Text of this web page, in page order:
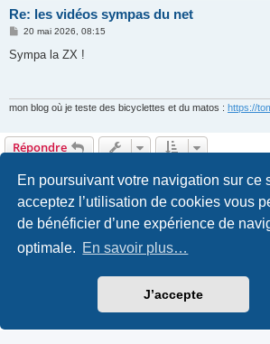
En poursuivant votre navigation sur ce
acceptez l’utilisation de cookies vous
de bénéficier d’une expérience de
optimale. En savoir plus…
J’accepte
Re: les vidéos sympas du net
M
s
s
20 mai 2026, 08:15
Sympa la ZX !
mon blog où je teste des bicyclettes et du matos : https://
Répondre
392 messages Page40sur 40
Précédent
1 … 36 37
Accueil Accueil RC-Vintage
Développé par
® Forum Software ©
Traduction française officielle
Confidentialité|Conditions